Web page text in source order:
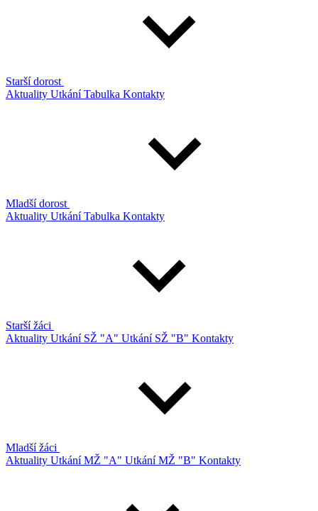
Starší dorost
Aktuality UtkáníTabulka Kontakty
Mladší dorost
Aktuality UtkáníTabulka Kontakty
Starší žáci
Aktuality Utkání SŽ "A" Utkání SŽ "B" Kontakty
Mladší žáci
Aktuality Utkání MŽ "A" Utkání MŽ "B" Kontakty